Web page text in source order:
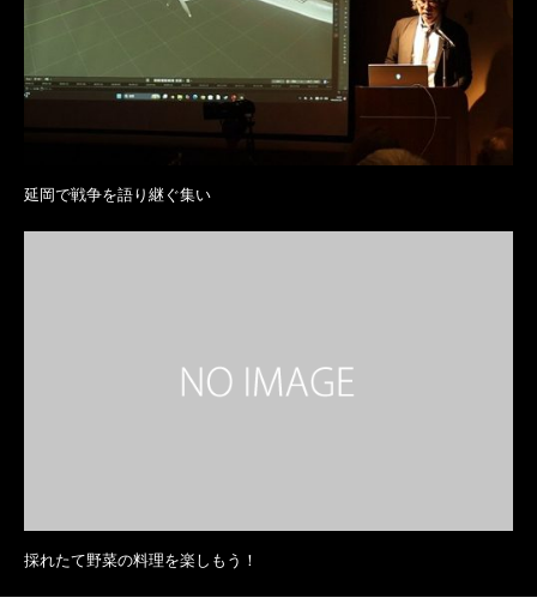
延岡で戦争を語り継ぐ集い
採れたて野菜の料理を楽しもう！